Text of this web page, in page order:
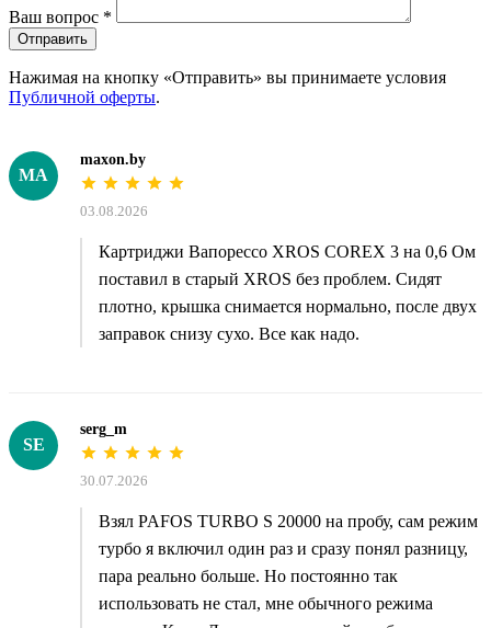
Ваш вопрос *
Отправить
Нажимая на кнопку «Отправить» вы принимаете условия
Публичной оферты.
MA
maxon.by
03.08.2026
Картриджи Вапорессо XROS COREX 3 на 0,6 Ом
поставил в старый XROS без проблем. Сидят
плотно, крышка снимается нормально, после двух
заправок снизу сухо. Все как надо.
SE
serg_m
30.07.2026
Взял PAFOS TURBO S 20000 на пробу, сам режим
турбо я включил один раз и сразу понял разницу,
пара реально больше. Но постоянно так
использовать не стал, мне обычного режима